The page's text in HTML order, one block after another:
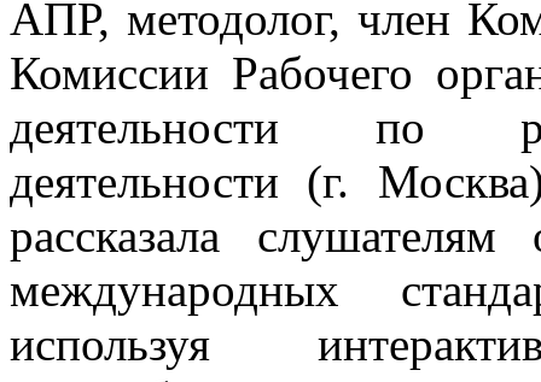
АПР, методолог, член
Комиссии Рабочего
деятельности по
деятельности (г.
рассказала
международных
используя